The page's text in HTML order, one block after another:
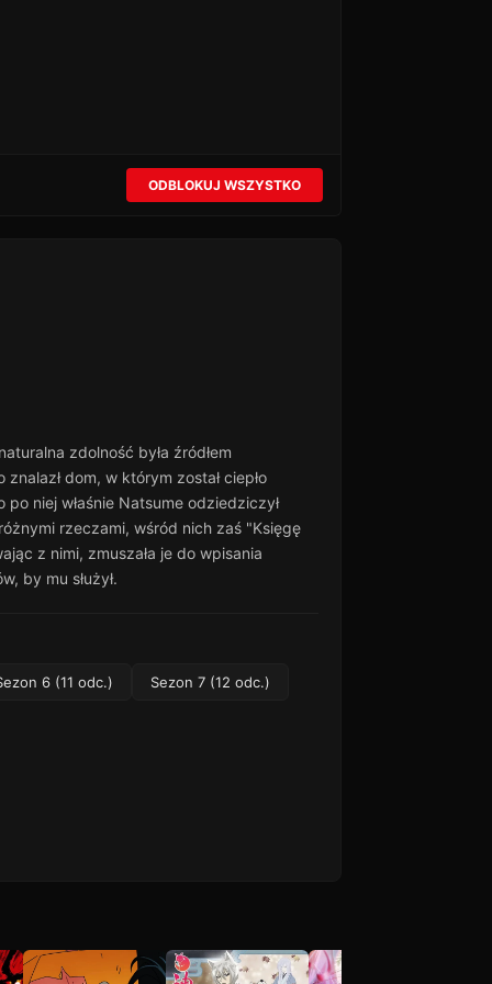
ODBLOKUJ WSZYSTKO
zdolność była źródłem
dom, w którym został ciepło
niej właśnie Natsume odziedziczył
rzeczami, wśród nich zaś "Księgę
z nimi, zmuszała je do wpisania
by mu służył.
6 (11 odc.) Sezon 7 (12 odc.)